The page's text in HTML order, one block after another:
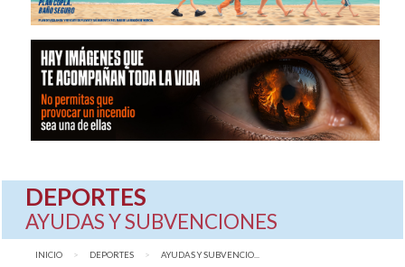
DEPORTES
AYUDAS Y SUBVENCIONES
INICIO DEPORTES AQUÍ:
AYUDAS Y SUBVENCIO...